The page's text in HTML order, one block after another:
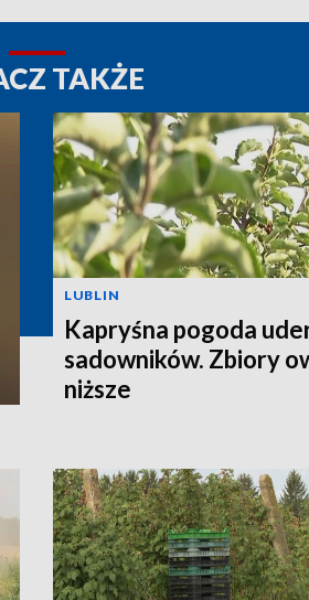
TAKŻE
LUBLIN
Kapryśna pogoda
sadowników. Zbiory
niższe